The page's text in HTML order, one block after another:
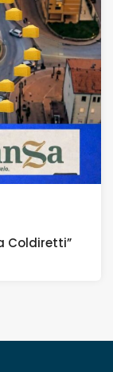
Coldiretti”